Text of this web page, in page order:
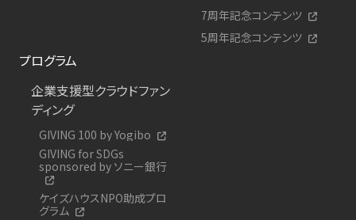
7周年記念コンテンツ
5周年記念コンテンツ
プログラム
企業支援型クラウドファン
ディング
GIVING 100 by Yogibo
GIVING for SDGs
sponsored by ソニー銀行
ケイズハウスNPO助成プロ
グラム